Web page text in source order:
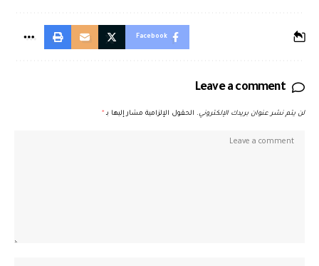
Facebook
Leave a comment
لن يتم نشر عنوان بريدك الإلكتروني. الحقول الإلزامية مشار إليها بـ *